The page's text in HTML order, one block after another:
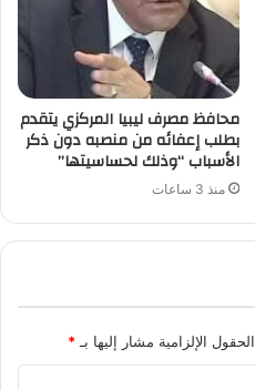
محافظ مصرف ليبيا المركزي يتقدم
بطلب إعفائه من منصبه دون ذكر
الأسباب “وذلك لحساسيتها”
منذ 3 ساعات
الحقول الإلزامية مشار إليها بـ*